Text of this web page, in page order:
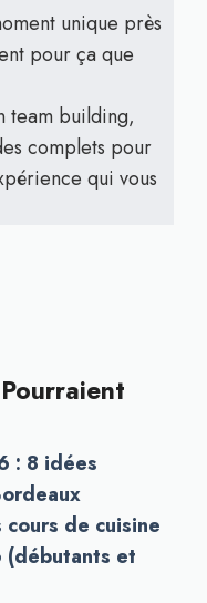
unique près
pour ça que
team building,
complets pour
qui vous
: 8 idées
de cuisine
et